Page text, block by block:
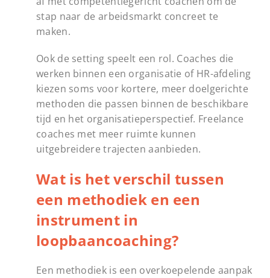
stap naar de arbeidsmarkt concreet te
maken.
Ook de setting speelt een rol. Coaches die
werken binnen een organisatie of HR-afdeling
kiezen soms voor kortere, meer doelgerichte
methoden die passen binnen de beschikbare
tijd en het organisatieperspectief. Freelance
coaches met meer ruimte kunnen
uitgebreidere trajecten aanbieden.
Wat is het verschil tussen
een methodiek en een
instrument in
loopbaancoaching?
Een methodiek is een overkoepelende aanpak